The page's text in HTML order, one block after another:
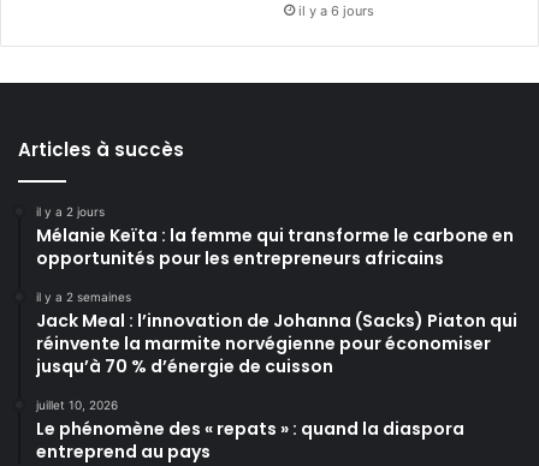
il y a 6 jours
Articles à succès
il y a 2 jours
Mélanie Keïta : la femme qui transforme le carbone en
opportunités pour les entrepreneurs africains
il y a 2 semaines
Jack Meal : l’innovation de Johanna (Sacks) Piaton qui
réinvente la marmite norvégienne pour économiser
jusqu’à 70 % d’énergie de cuisson
juillet 10, 2026
Le phénomène des « repats » : quand la diaspora
entreprend au pays